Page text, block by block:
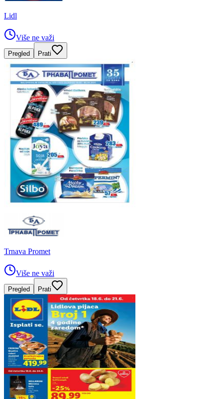
Lidl
Više ne važi
Pregled Prati
Trnava Promet
Više ne važi
Pregled Prati